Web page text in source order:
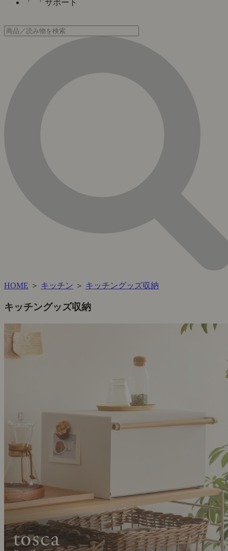
サポート
HOME ＞ キッチン ＞ キッチングッズ収納
キッチングッズ収納